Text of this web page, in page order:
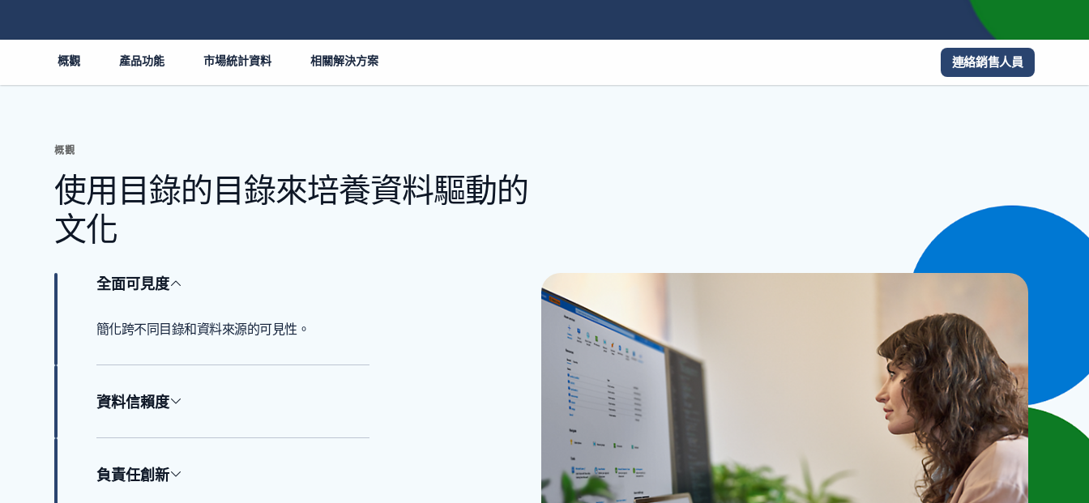
概觀 產品功能 市場統計資料 相關解決方案 連絡銷售人員
概觀
使用目錄的目錄來培養資料驅動的
文化
全面可見度
簡化跨不同目錄和資料來源的可見性。
資料信賴度
負責任創新